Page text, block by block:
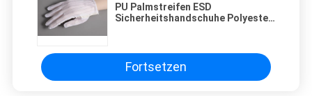
PU Palmstreifen ESD
Sicherheitshandschuhe Polyester
Fortsetzen